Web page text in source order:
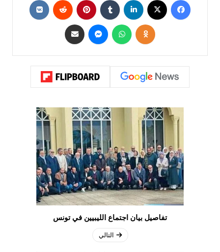
تفاصيل بيان اجتماع الليبيين في تونس
التالي